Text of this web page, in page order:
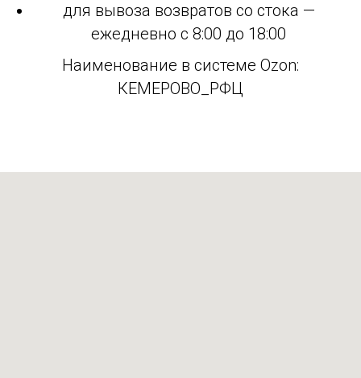
для вывоза возвратов со стока —
ежедневно с 8:00 до 18:00
Наименование в системе Ozon:
КЕМЕРОВО_РФЦ